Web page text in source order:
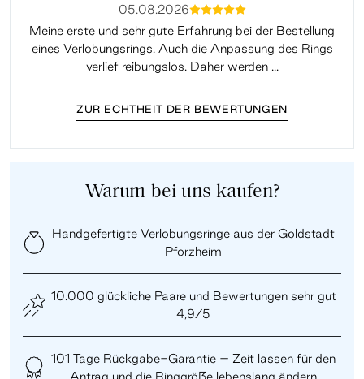
05.08.2026mmmmm
Meine erste und sehr gute Erfahrung bei der Bestellung
eines Verlobungsrings. Auch die Anpassung des Rings
verlief reibungslos. Daher werden ...
ZUR ECHTHEIT DER BEWERTUNGEN
Warum bei uns kaufen?
Handgefertigte Verlobungsringe aus der Goldstadt
Pforzheim
10.000 glückliche Paare und Bewertungen sehr gut
4,9/5
101 Tage Rückgabe-Garantie – Zeit lassen für den
Antrag und die Ringgröße lebenslang ändern